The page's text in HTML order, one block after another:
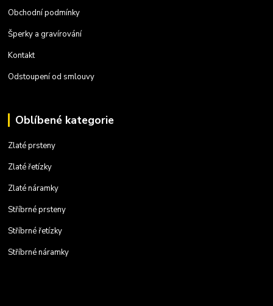
Obchodní podmínky
Šperky a gravírování
Kontakt
Odstoupení od smlouvy
Oblíbené kategorie
Zlaté prsteny
Zlaté řetízky
Zlaté náramky
Stříbrné prsteny
Stříbrné řetízky
Stříbrné náramky